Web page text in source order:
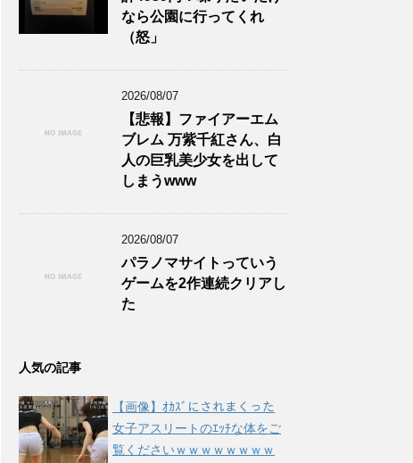
なら公園に行ってくれ
（怒」
2026/08/07
【悲報】ファイアーエム
ブレム 万紫千紅さん、白
人の巨乳美少女を出して
しまうwww
2026/08/07
パラノマサイトっていう
ゲームを2作連続クリアし
た
人気の記事
【画像】ｵｶｽﾞにされまくった
女子アスリートのｴｯﾁな体をご
覧くださいｗｗｗｗｗｗｗｗ